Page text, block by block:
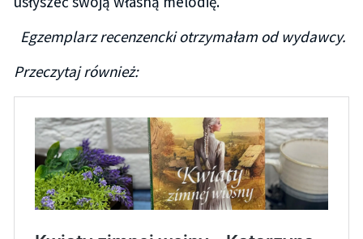
Egzemplarz recenzencki otrzymałam od wydawcy.
Przeczytaj również: